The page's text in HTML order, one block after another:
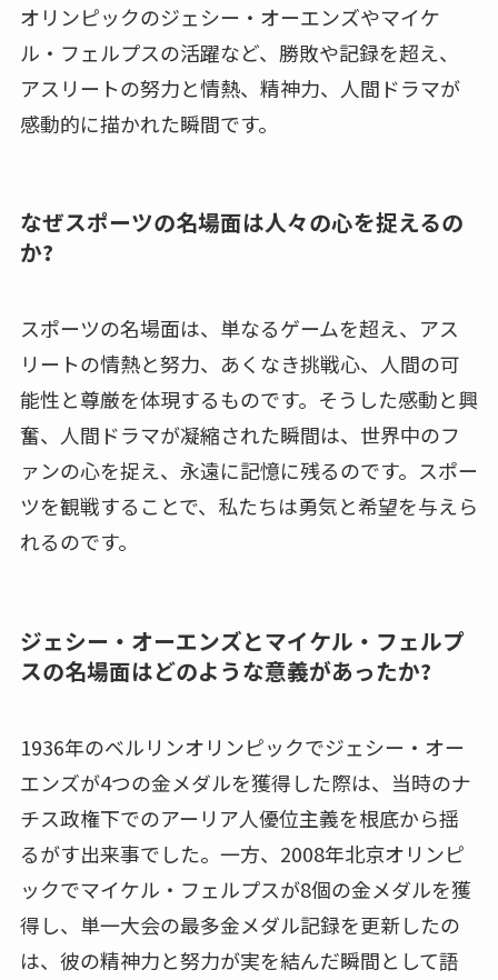
オリンピックのジェシー・オーエンズやマイケ
ル・フェルプスの活躍など、勝敗や記録を超え、
アスリートの努力と情熱、精神力、人間ドラマが
感動的に描かれた瞬間です。
なぜスポーツの名場面は人々の心を捉えるの
か?
スポーツの名場面は、単なるゲームを超え、アス
リートの情熱と努力、あくなき挑戦心、人間の可
能性と尊厳を体現するものです。そうした感動と興
奮、人間ドラマが凝縮された瞬間は、世界中のフ
ァンの心を捉え、永遠に記憶に残るのです。スポー
ツを観戦することで、私たちは勇気と希望を与えら
れるのです。
ジェシー・オーエンズとマイケル・フェルプ
スの名場面はどのような意義があったか?
1936年のベルリンオリンピックでジェシー・オー
エンズが4つの金メダルを獲得した際は、当時のナ
チス政権下でのアーリア人優位主義を根底から揺
るがす出来事でした。一方、2008年北京オリンピ
ックでマイケル・フェルプスが8個の金メダルを獲
得し、単一大会の最多金メダル記録を更新したの
は、彼の精神力と努力が実を結んだ瞬間として語